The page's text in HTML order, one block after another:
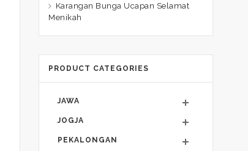
Karangan Bunga Ucapan Selamat
Menikah
PRODUCT CATEGORIES
JAWA
JOGJA
PEKALONGAN